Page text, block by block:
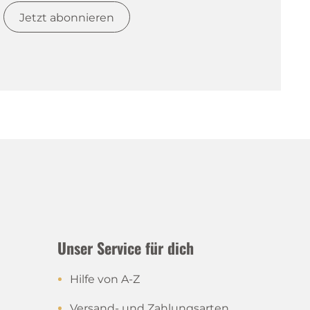
Jetzt abonnieren
Unser Service für dich
Hilfe von A-Z